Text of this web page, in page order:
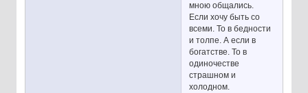
мною общались.
Если хочу быть со
всеми. То в бедности
и толпе. А если в
богатстве. То в
одиночестве
страшном и
холодном.